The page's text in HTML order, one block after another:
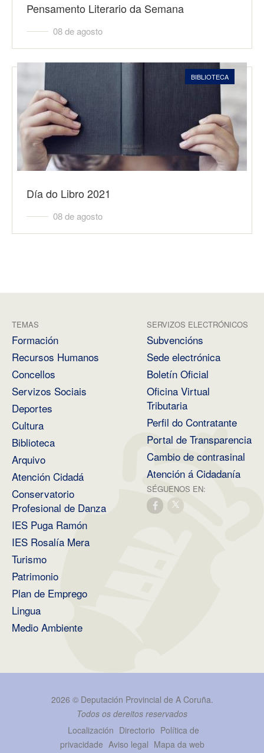
Pensamento Literario da Semana
08 de agosto
BIBLIOTECA
Día do Libro 2021
08 de agosto
TEMAS
Formación
Recursos Humanos
Concellos
Servizos Sociais
Deportes
Cultura
Biblioteca
Arquivo
Atención Cidadá
Conservatorio
Profesional de Danza
IES Puga Ramón
IES Rosalía Mera
Turismo
Patrimonio
Plan de Emprego
Lingua
Medio Ambiente
SERVIZOS ELECTRÓNICOS
Subvencións
Sede electrónica
Boletín Oficial
Oficina Virtual
Tributaria
Perfil do Contratante
Portal de Transparencia
Cambio de contrasinal
Atención á Cidadanía
SÉGUENOS EN:
2026 © Deputación Provincial de A Coruña.
Todos os dereitos reservados
Localización Directorio Política de
privacidade Aviso legal Mapa da web